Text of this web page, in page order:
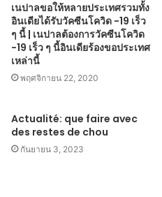
เนปาลขอให้หลายประเทศรวมทั้ง
อินเดียได้รับวัคซีนโควิด -19 เร็ว
ๆ นี้ | เนปาลต้องการวัคซีนโควิด
-19 เร็ว ๆ นี้อินเดียร้องขอประเทศ
เหล่านี้
พฤศจิกายน 22, 2020
Actualité: que faire avec
des restes de chou
กันยายน 3, 2023